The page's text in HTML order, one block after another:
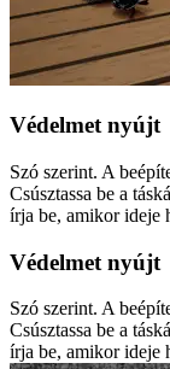
Védelmet nyújt
Szó szerint. A
Csúsztassa be a
írja be, amikor ideje
Védelmet nyújt
Szó szerint. A
Csúsztassa be a
írja be, amikor ideje